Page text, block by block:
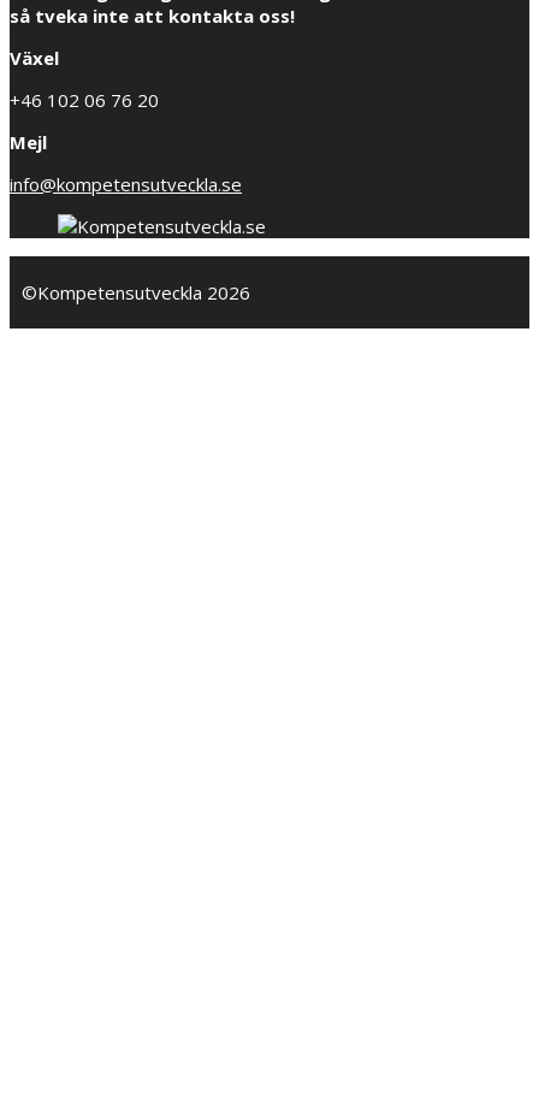
så tveka inte att kontakta oss!
Växel
+46 102 06 76 20
Mejl
info@kompetensutveckla.se
©Kompetensutveckla 2026